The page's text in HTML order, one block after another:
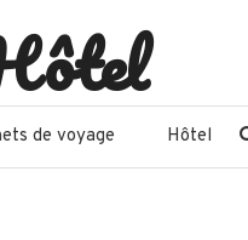
de voyage Hôtel